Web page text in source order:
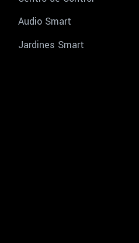
Audio Smart
Jardines Smart